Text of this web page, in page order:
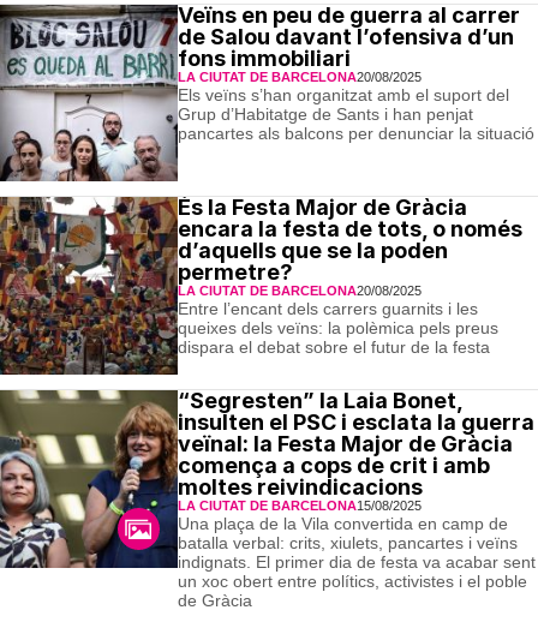
Veïns en peu de guerra al carrer
de Salou davant l’ofensiva d’un
fons immobiliari
LA CIUTAT DE BARCELONA20/08/2025
Els veïns s’han organitzat amb el suport del
Grup d’Habitatge de Sants i han penjat
pancartes als balcons per denunciar la situació
És la Festa Major de Gràcia
encara la festa de tots, o només
d’aquells que se la poden
permetre?
LA CIUTAT DE BARCELONA20/08/2025
Entre l’encant dels carrers guarnits i les
queixes dels veïns: la polèmica pels preus
dispara el debat sobre el futur de la festa
“Segresten” la Laia Bonet,
insulten el PSC i esclata la guerra
veïnal: la Festa Major de Gràcia
comença a cops de crit i amb
moltes reivindicacions
LA CIUTAT DE BARCELONA15/08/2025
Una plaça de la Vila convertida en camp de
batalla verbal: crits, xiulets, pancartes i veïns
indignats. El primer dia de festa va acabar sent
un xoc obert entre polítics, activistes i el poble
de Gràcia